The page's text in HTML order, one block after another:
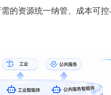
的资源统一纳管、成本可